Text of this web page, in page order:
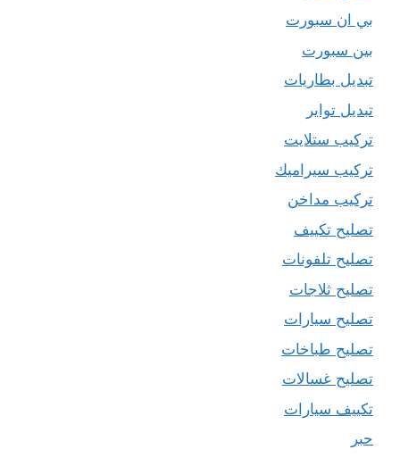
بي ان سبورت
بين سبورت
تبديل بطاريات
تبديل تواير
تركيب ستلايت
تركيب سيراميك
تركيب مداخن
تصليح تكييف
تصليح تلفونات
تصليح ثلاجات
تصليح سيارات
تصليح طباخات
تصليح غسالات
تكييف سيارات
حبر